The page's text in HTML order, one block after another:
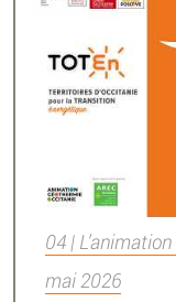
04 |
mai 2026